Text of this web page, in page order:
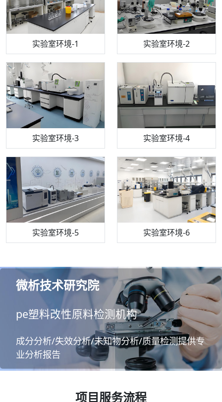
实验室环境-1 实验室环境-2
实验室环境-3 实验室环境-4
实验室环境-5 实验室环境-6
机构质检技术员-1 机构质检技术员-2
机构质检技术员-3 机构质检技术员-4
机构质检技术员-5 机构质检技术员-6
步入式恒温恒湿试验箱 电感耦合等离子体光谱仪
高效液相色谱仪 流式细胞仪
气相色谱仪 万能力学试验仪
微析技术研究院
pe塑料改性原料检测机构
成分分析/失效分析/未知物分析/质量检测提供专
业分析报告
项目服务流程